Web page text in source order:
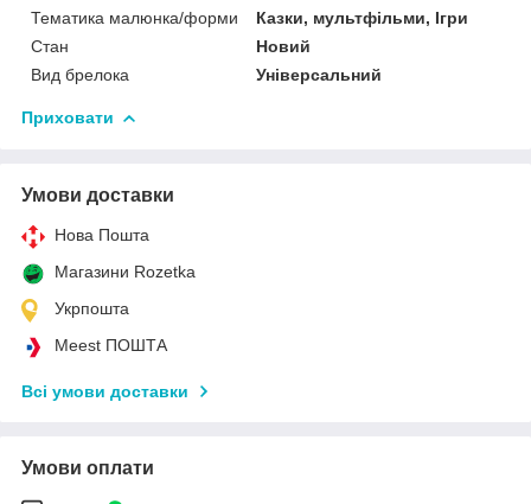
Тематика малюнка/форми
Казки, мультфільми, Ігри
Стан
Новий
Вид брелока
Універсальний
Приховати
Умови доставки
Нова Пошта
Магазини Rozetka
Укрпошта
Meest ПОШТА
Всі умови доставки
Умови оплати